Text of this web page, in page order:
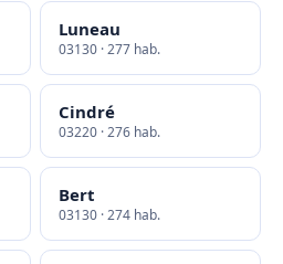
Luneau
03130 · 277 hab.
Cindré
03220 · 276 hab.
Bert
03130 · 274 hab.